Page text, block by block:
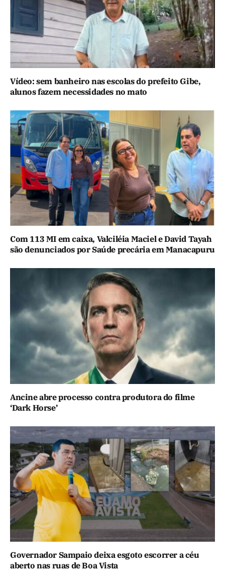
Vídeo: sem banheiro nas escolas do prefeito Gibe,
alunos fazem necessidades no mato
Com 113 MI em caixa, Valciléia Maciel e David Tayah
são denunciados por Saúde precária em Manacapuru
Ancine abre processo contra produtora do filme
‘Dark Horse’
Governador Sampaio deixa esgoto escorrer a céu
aberto nas ruas de Boa Vista